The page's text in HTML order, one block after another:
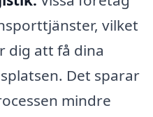
vilket
dig att få dina
Det sparar
mindre